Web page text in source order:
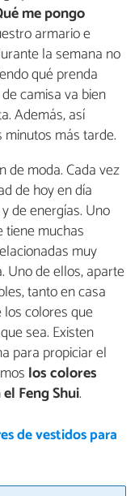
me pongo
armario e
la semana no
qué prenda
camisa va bien
Además, así
más tarde.
de moda. Cada vez
de hoy en día
de energías. Uno
tiene muchas
muy
Uno de ellos, aparte
tanto en casa
colores que
sea. Existen
para propiciar el
los colores
Feng Shui.
de vestidos para